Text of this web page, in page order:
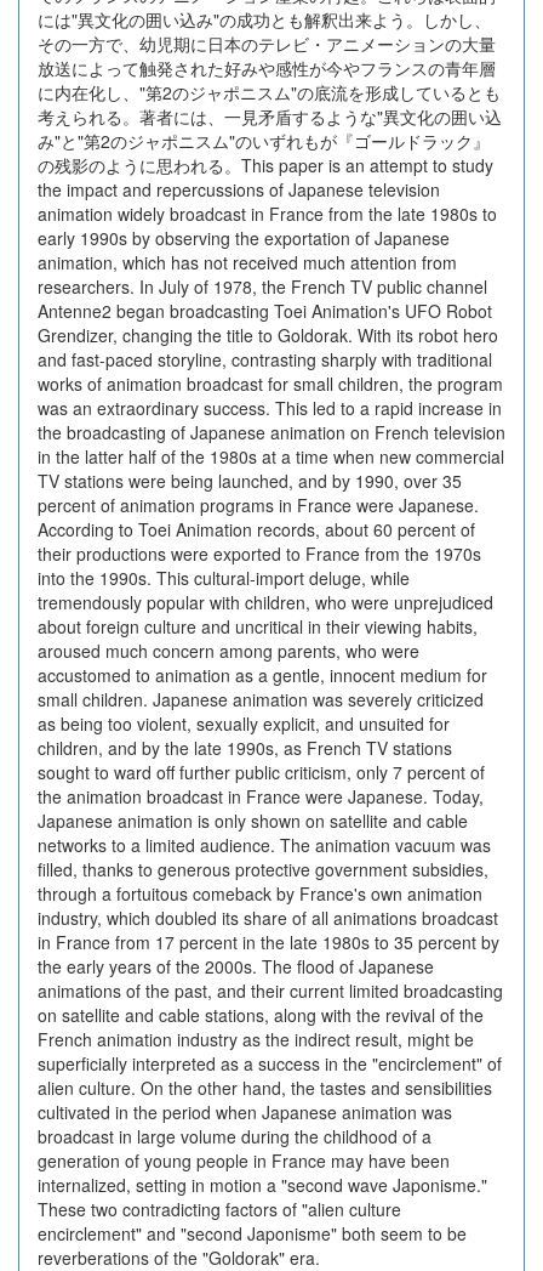
には"異文化の囲い込み"の成功とも解釈出来よう。しかし、
その一方で、幼児期に日本のテレビ・アニメーションの大量
放送によって触発された好みや感性が今やフランスの青年層
に内在化し、"第2のジャポニスム"の底流を形成しているとも
考えられる。著者には、一見矛盾するような"異文化の囲い込
み"と"第2のジャポニスム"のいずれもが『ゴールドラック』
の残影のように思われる。This paper is an attempt to study
the impact and repercussions of Japanese television
animation widely broadcast in France from the late 1980s to
early 1990s by observing the exportation of Japanese
animation, which has not received much attention from
researchers. In July of 1978, the French TV public channel
Antenne2 began broadcasting Toei Animation's UFO Robot
Grendizer, changing the title to Goldorak. With its robot hero
and fast-paced storyline, contrasting sharply with traditional
works of animation broadcast for small children, the program
was an extraordinary success. This led to a rapid increase in
the broadcasting of Japanese animation on French television
in the latter half of the 1980s at a time when new commercial
TV stations were being launched, and by 1990, over 35
percent of animation programs in France were Japanese.
According to Toei Animation records, about 60 percent of
their productions were exported to France from the 1970s
into the 1990s. This cultural-import deluge, while
tremendously popular with children, who were unprejudiced
about foreign culture and uncritical in their viewing habits,
aroused much concern among parents, who were
accustomed to animation as a gentle, innocent medium for
small children. Japanese animation was severely criticized
as being too violent, sexually explicit, and unsuited for
children, and by the late 1990s, as French TV stations
sought to ward off further public criticism, only 7 percent of
the animation broadcast in France were Japanese. Today,
Japanese animation is only shown on satellite and cable
networks to a limited audience. The animation vacuum was
filled, thanks to generous protective government subsidies,
through a fortuitous comeback by France's own animation
industry, which doubled its share of all animations broadcast
in France from 17 percent in the late 1980s to 35 percent by
the early years of the 2000s. The flood of Japanese
animations of the past, and their current limited broadcasting
on satellite and cable stations, along with the revival of the
French animation industry as the indirect result, might be
superficially interpreted as a success in the "encirclement" of
alien culture. On the other hand, the tastes and sensibilities
cultivated in the period when Japanese animation was
broadcast in large volume during the childhood of a
generation of young people in France may have been
internalized, setting in motion a "second wave Japonisme."
These two contradicting factors of "alien culture
encirclement" and "second Japonisme" both seem to be
reverberations of the "Goldorak" era.